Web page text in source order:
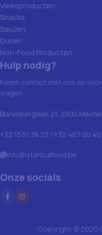
Vleesproducten
Snacks
Sauzen
Doner
Non-Food Producten
Hulp nodig?
Neem contact met ons op
vragen.
Blarenberglaan 21, 2800
+32 15 51 38 23 / +32 467 00
info@istanbulfood.be
Onze socials
Copyright © 2025